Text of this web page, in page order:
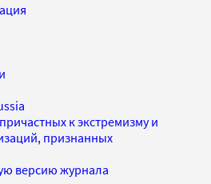
к экстремизму и
признанных
версию журнала